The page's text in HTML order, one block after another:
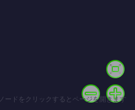
ノードをクリックするとページを開きます